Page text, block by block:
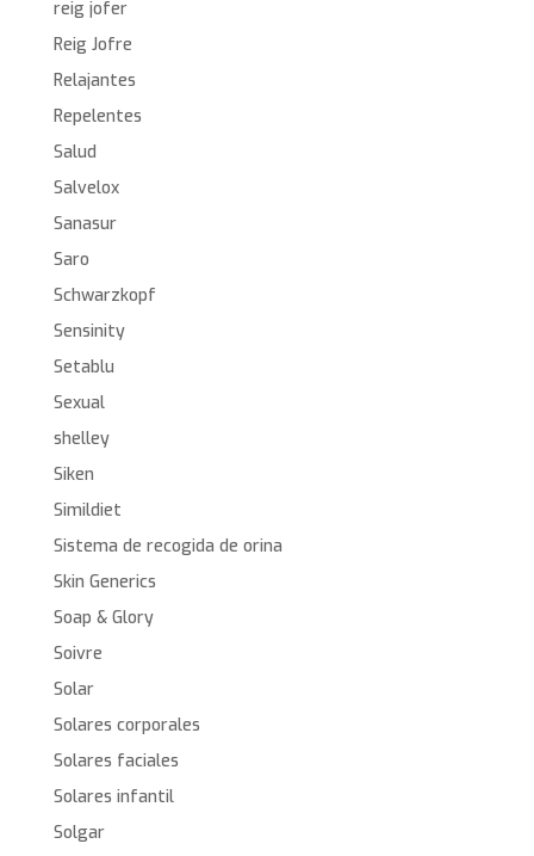
reig jofer
Reig Jofre
Relajantes
Repelentes
Salud
Salvelox
Sanasur
Saro
Schwarzkopf
Sensinity
Setablu
Sexual
shelley
Siken
Simildiet
Sistema de recogida de orina
Skin Generics
Soap & Glory
Soivre
Solar
Solares corporales
Solares faciales
Solares infantil
Solgar